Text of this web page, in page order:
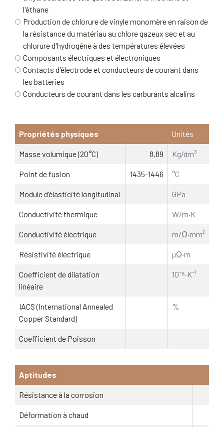
l'éthane
Production de chlorure de vinyle monomère en raison de
la résistance du matériau au chlore gazeux sec et au
chlorure d'hydrogène à des températures élevées
Composants électriques et électroniques
Contacts d'électrode et conducteurs de courant dans
les batteries
Conducteurs de courant dans les carburants alcalins
Propriétés physiques Unités
Masse volumique (20°C) 8,89 Kg/dm³
Point de fusion 1435-1446 °C
Module d’élasticité longitudinal GPa
Conductivité thermique W/m·K
Conductivité électrique m/Ω·mm²
Résistivité électrique µΩ·m
Coefficient de dilatation
linéaire
10⁻⁶·K⁻¹
IACS (International Annealed
Copper Standard)
%
Coefficient de Poisson
Aptitudes
Résistance à la corrosion
Déformation à chaud